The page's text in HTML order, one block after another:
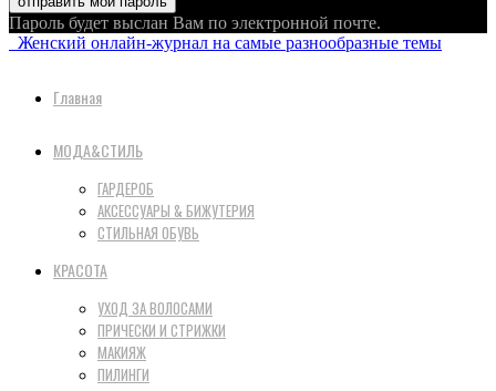
Пароль будет выслан Вам по электронной почте.
Женский онлайн-журнал на самые разнообразные темы
Главная
МОДА&СТИЛЬ
ГАРДЕРОБ
АКСЕССУАРЫ & БИЖУТЕРИЯ
СТИЛЬНАЯ ОБУВЬ
КРАСОТА
УХОД ЗА ВОЛОСАМИ
ПРИЧЕСКИ И СТРИЖКИ
МАКИЯЖ
ПИЛИНГИ